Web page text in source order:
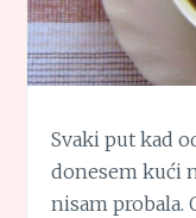
Svaki put kad
donesem kući
nisam probala.